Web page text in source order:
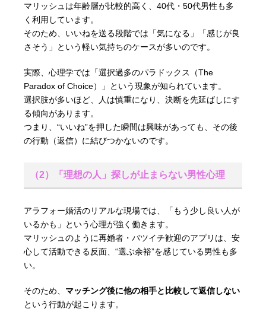
マリッシュは年齢層が比較的高く、40代・50代男性も多
く利用しています。
そのため、いいねを送る段階では「気になる」「感じが良
さそう」という軽い気持ちのケースが多いのです。
実際、心理学では「選択過多のパラドックス（The
Paradox of Choice）」という現象が知られています。
選択肢が多いほど、人は慎重になり、決断を先延ばしにす
る傾向があります。
つまり、“いいね”を押した瞬間は興味があっても、その後
の行動（返信）に結びつかないのです。
（2）「理想の人」探しが止まらない男性心理
アラフォー婚活のリアルな現場では、「もう少し良い人が
いるかも」という心理が強く働きます。
マリッシュのように再婚者・バツイチ歓迎のアプリは、安
心して活動できる反面、“選ぶ余裕”を感じている男性も多
い。
そのため、 マッチング後に他の相手と比較して返信しない
という行動が起こります。